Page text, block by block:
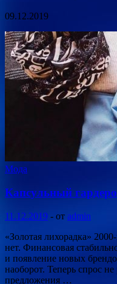
09.12.2019
Мода
Капсульный
11.12.2019 - от admin
«Золотая лихорадка»
нет. Финансовая
и появление новых
наоборот. Теперь спрос
предложения …